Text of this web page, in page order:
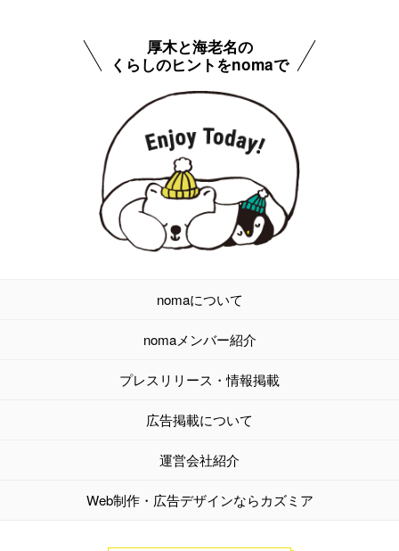
厚木と海老名の
くらしのヒントをnomaで
nomaについて
nomaメンバー紹介
プレスリリース・情報掲載
広告掲載について
運営会社紹介
Web制作・広告デザインならカズミア